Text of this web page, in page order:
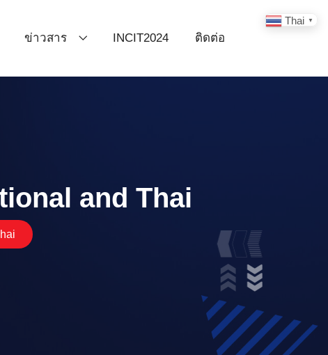
ข่าวสาร INCIT2024 ติดต่อ
and Thai
Thai ▼